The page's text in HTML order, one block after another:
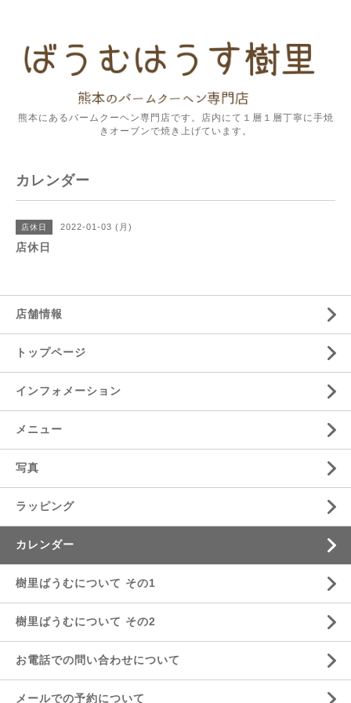
熊本にあるバームクーヘン専門店です。店内にて１層１層丁寧に手焼
きオーブンで焼き上げています。
カレンダー
店休日 2022-01-03 (月)
店休日
店舗情報
トップページ
インフォメーション
メニュー
写真
ラッピング
カレンダー
樹里ばうむについて その1
樹里ばうむについて その2
お電話での問い合わせについて
メールでの予約について